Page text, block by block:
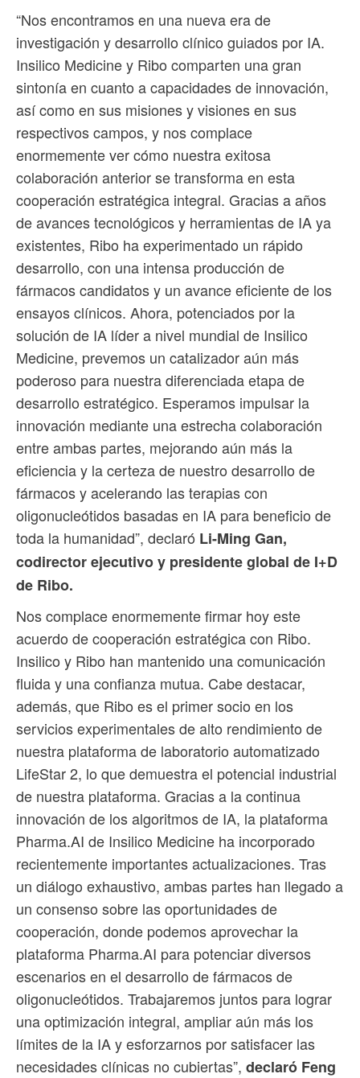
“Nos encontramos en una nueva era de
investigación y desarrollo clínico guiados por IA.
Insilico Medicine y Ribo comparten una gran
sintonía en cuanto a capacidades de innovación,
así como en sus misiones y visiones en sus
respectivos campos, y nos complace
enormemente ver cómo nuestra exitosa
colaboración anterior se transforma en esta
cooperación estratégica integral. Gracias a años
de avances tecnológicos y herramientas de IA ya
existentes, Ribo ha experimentado un rápido
desarrollo, con una intensa producción de
fármacos candidatos y un avance eficiente de los
ensayos clínicos. Ahora, potenciados por la
solución de IA líder a nivel mundial de Insilico
Medicine, prevemos un catalizador aún más
poderoso para nuestra diferenciada etapa de
desarrollo estratégico. Esperamos impulsar la
innovación mediante una estrecha colaboración
entre ambas partes, mejorando aún más la
eficiencia y la certeza de nuestro desarrollo de
fármacos y acelerando las terapias con
oligonucleótidos basadas en IA para beneficio de
toda la humanidad”, declaró Li-Ming Gan,
codirector ejecutivo y presidente global de I+D
de Ribo.
Nos complace enormemente firmar hoy este
acuerdo de cooperación estratégica con Ribo.
Insilico y Ribo han mantenido una comunicación
fluida y una confianza mutua. Cabe destacar,
además, que Ribo es el primer socio en los
servicios experimentales de alto rendimiento de
nuestra plataforma de laboratorio automatizado
LifeStar 2, lo que demuestra el potencial industrial
de nuestra plataforma. Gracias a la continua
innovación de los algoritmos de IA, la plataforma
Pharma.AI de Insilico Medicine ha incorporado
recientemente importantes actualizaciones. Tras
un diálogo exhaustivo, ambas partes han llegado a
un consenso sobre las oportunidades de
cooperación, donde podemos aprovechar la
plataforma Pharma.AI para potenciar diversos
escenarios en el desarrollo de fármacos de
oligonucleótidos. Trabajaremos juntos para lograr
una optimización integral, ampliar aún más los
límites de la IA y esforzarnos por satisfacer las
necesidades clínicas no cubiertas”, declaró Feng